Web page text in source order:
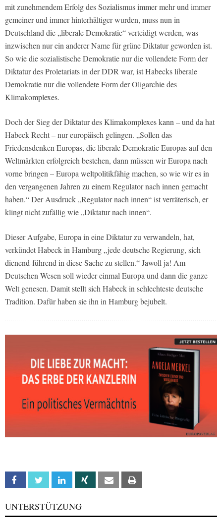
mit zunehmendem Erfolg des Sozialismus immer mehr und immer
gemeiner und immer hinterhältiger wurden, muss nun in
Deutschland die „liberale Demokratie“ verteidigt werden, was
inzwischen nur ein anderer Name für grüne Diktatur geworden ist.
So wie die sozialistische Demokratie nur die vollendete Form der
Diktatur des Proletariats in der DDR war, ist Habecks liberale
Demokratie nur die vollendete Form der Oligarchie des
Klimakomplexes.
Doch der Sieg der Diktatur des Klimakomplexes kann – und da hat
Habeck Recht – nur europäisch gelingen. „Sollen das
Friedensdenken Europas, die liberale Demokratie Europas auf den
Weltmärkten erfolgreich bestehen, dann müssen wir Europa nach
vorne bringen – Europa weltpolitikfähig machen, so wie wir es in
den vergangenen Jahren zu einem Regulator nach innen gemacht
haben.“ Der Ausdruck „Regulator nach innen“ ist verräterisch, er
klingt nicht zufällig wie „Diktatur nach innen“.
Dieser Aufgabe, Europa in eine Diktatur zu verwandeln, hat,
verkündet Habeck in Hamburg „jede deutsche Regierung, sich
dienend-führend in diese Sache zu stellen.“ Jawoll ja! Am
Deutschen Wesen soll wieder einmal Europa und dann die ganze
Welt genesen. Damit stellt sich Habeck in schlechteste deutsche
Tradition. Dafür haben sie ihn in Hamburg bejubelt.
Facebook Twitter Linkedin Xing Email
UNTERSTÜTZUNG